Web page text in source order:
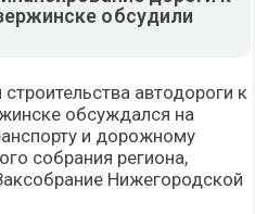
обсудили
автодороги к
обсуждался на
и дорожному
собрания региона,
Нижегородской